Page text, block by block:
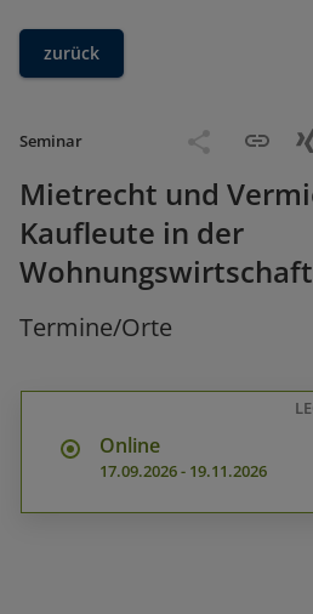
zurück
Seminar
Mietrecht und
Kaufleute in der
Wohnungswirtschaft
Termine/Orte
Online
17.09.2026- 19.11.2026